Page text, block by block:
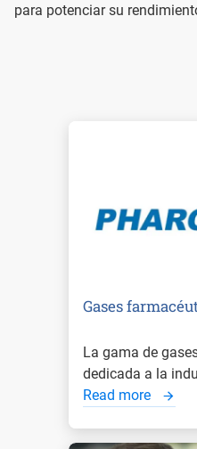
para potenciar su
Gases
La gama de
dedicada a la
Read more